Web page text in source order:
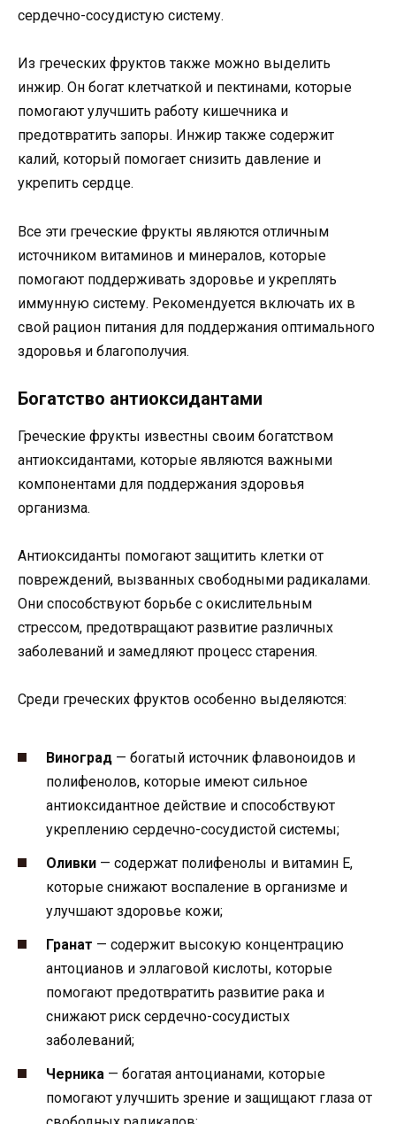
сердечно-сосудистую систему.
Из греческих фруктов также можно выделить
инжир. Он богат клетчаткой и пектинами, которые
помогают улучшить работу кишечника и
предотвратить запоры. Инжир также содержит
калий, который помогает снизить давление и
укрепить сердце.
Все эти греческие фрукты являются отличным
источником витаминов и минералов, которые
помогают поддерживать здоровье и укреплять
иммунную систему. Рекомендуется включать их в
свой рацион питания для поддержания оптимального
здоровья и благополучия.
Богатство антиоксидантами
Греческие фрукты известны своим богатством
антиоксидантами, которые являются важными
компонентами для поддержания здоровья
организма.
Антиоксиданты помогают защитить клетки от
повреждений, вызванных свободными радикалами.
Они способствуют борьбе с окислительным
стрессом, предотвращают развитие различных
заболеваний и замедляют процесс старения.
Среди греческих фруктов особенно выделяются:
Виноград — богатый источник флавоноидов и
полифенолов, которые имеют сильное
антиоксидантное действие и способствуют
укреплению сердечно-сосудистой системы;
Оливки — содержат полифенолы и витамин Е,
которые снижают воспаление в организме и
улучшают здоровье кожи;
Гранат — содержит высокую концентрацию
антоцианов и эллаговой кислоты, которые
помогают предотвратить развитие рака и
снижают риск сердечно-сосудистых
заболеваний;
Черника — богатая антоцианами, которые
помогают улучшить зрение и защищают глаза от